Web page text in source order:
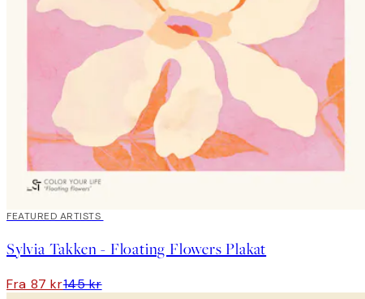
40%*
FEATURED ARTISTS
Sylvia Takken - Floating Flowers Plakat
Fra 87 kr145 kr